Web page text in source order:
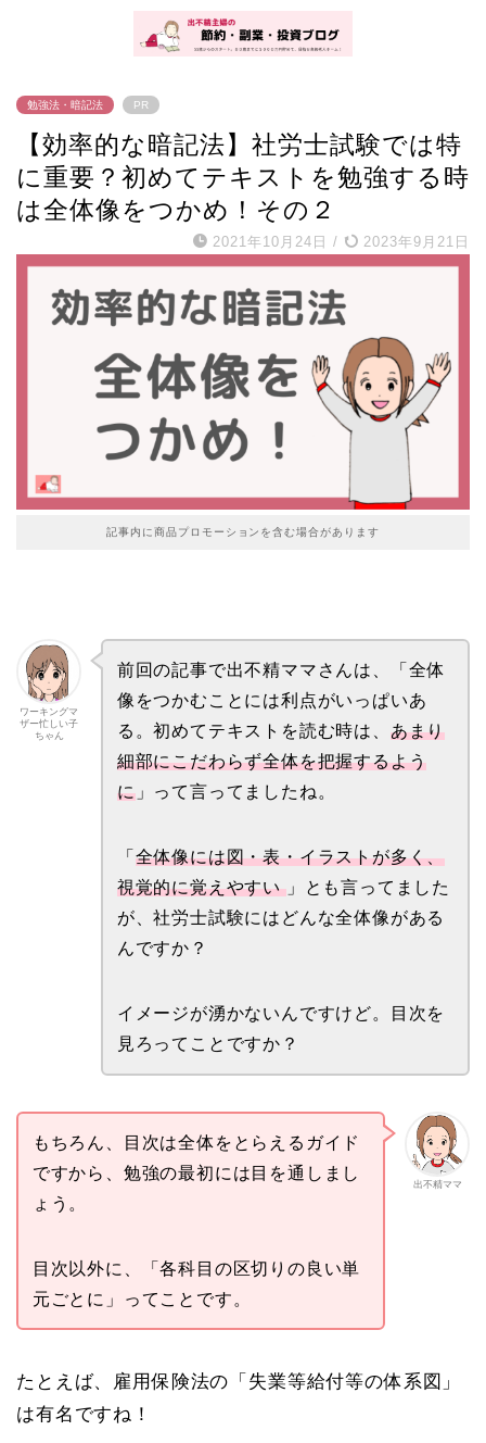
勉強法・暗記法 PR
【効率的な暗記法】社労士試験では特
に重要？初めてテキストを勉強する時
は全体像をつかめ！その２
2021年10月24日 / 2023年9月21日
記事内に商品プロモーションを含む場合があります
ワーキングマ
ザー忙しい子
ちゃん
前回の記事で出不精ママさんは、「全体
像をつかむことには利点がいっぱいあ
る。初めてテキストを読む時は、 あまり
細部にこだわらず全体を把握するよう
に」って言ってましたね。
「 全体像には図・表・イラストが多く、
視覚的に覚えやすい 」とも言ってました
が、社労士試験にはどんな全体像がある
んですか？
イメージが湧かないんですけど。目次を
見ろってことですか？
出不精ママ
もちろん、目次は全体をとらえるガイド
ですから、勉強の最初には目を通しまし
ょう。
目次以外に、「各科目の区切りの良い単
元ごとに」ってことです。
たとえば、雇用保険法の「失業等給付等の体系図」
は有名ですね！